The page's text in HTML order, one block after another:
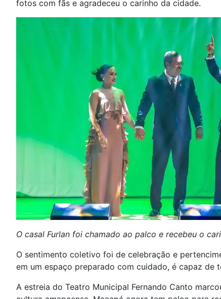
fotos com fãs e agradeceu o carinho da cidade.
O casal Furlan foi chamado ao palco e recebeu o
O sentimento coletivo foi de celebração e
em um espaço preparado com cuidado, é capaz de
A estreia do Teatro Municipal Fernando Canto